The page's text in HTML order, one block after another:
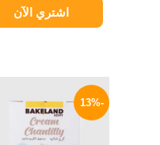
اشتري الآن
-13%
هو:
هو:
83 EGP.